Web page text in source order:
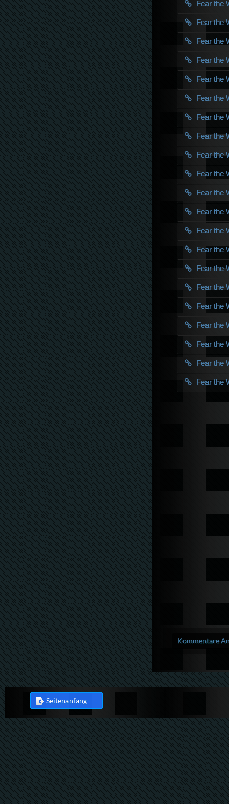
Fear the
Fear the
Fear the
Fear the
Fear the
Fear the
Fear the
Fear the
Fear the
Fear the
Fear the
Fear the
Fear the
Fear the
Fear the
Fear the
Fear the
Fear the
Fear the
Fear the
Fear the
Kommentare
Seitenanfang